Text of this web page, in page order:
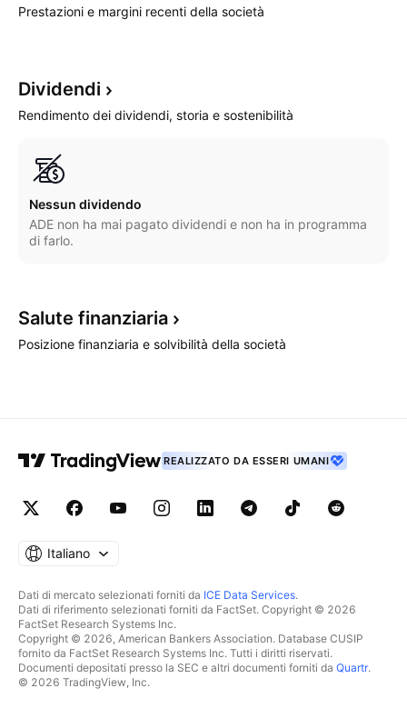
Prestazioni e margini recenti della società
Dividendi
Rendimento dei dividendi, storia e sostenibilità
Nessun dividendo
ADE non ha mai pagato dividendi e non ha in programma
di farlo.
Salute finanziaria
Posizione finanziaria e solvibilità della società
REALIZZATO DA ESSERI UMANI
Italiano
Dati di mercato selezionati forniti da ICE Data Services.
Dati di riferimento selezionati forniti da FactSet. Copyright © 2026
FactSet Research Systems Inc.
Copyright © 2026, American Bankers Association. Database CUSIP
fornito da FactSet Research Systems Inc. Tutti i diritti riservati.
Documenti depositati presso la SEC e altri documenti forniti da Quartr.
© 2026 TradingView, Inc.